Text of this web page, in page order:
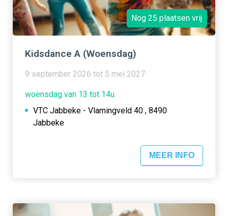
Nog 25 plaatsen vrij
Kidsdance A (Woensdag)
9 september 2026 tot 5 mei 2027
woensdag van 13 tot 14u
VTC Jabbeke - Vlamingveld 40 , 8490
Jabbeke
MEER INFO